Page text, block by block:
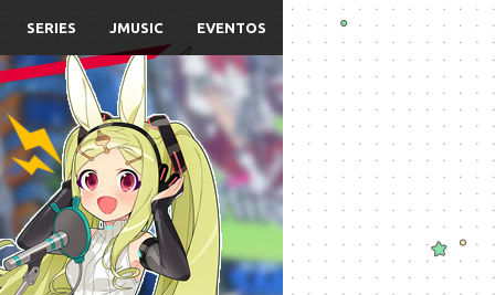
SERIES JMUSIC EVENTOS